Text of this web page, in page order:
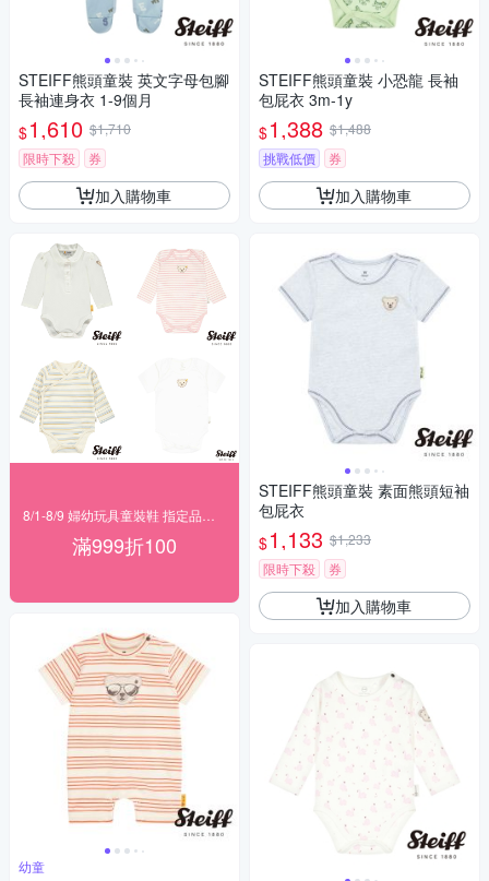
STEIFF熊頭童裝 英文字母包腳
長袖連身衣 1-9個月
$1,610 $1,710
限時下殺
券
加入購物車
滿999折100
幼童
STEIFF熊頭童裝 小恐龍 長袖
包屁衣 3m-1y
$1,388 $1,488
挑戰低價
券
加入購物車
STEIFF熊頭童裝 素面熊頭短袖
包屁衣
$1,133 $1,233
限時下殺
券
加入購物車